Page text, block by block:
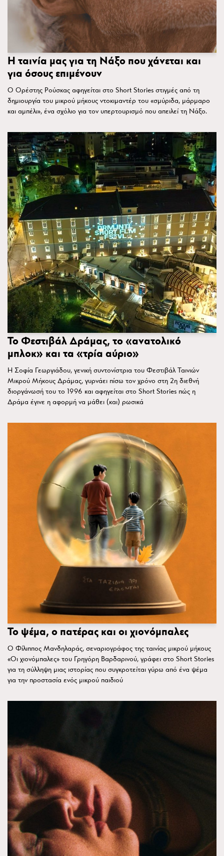
Η ταινία μας για τη Νάξο που χάνεται και
για όσους επιμένουν
Ο Ορέστης Ρούσκας αφηγείται στο Short Stories στιγμές από τη
δημιουργία του μικρού μήκους ντοκιμαντέρ του «σμύριδα, μάρμαρο
και αμπέλι», ένα σχόλιο για τον υπερτουρισμό που απειλεί τη Νάξο.
Το Φεστιβάλ Δράμας, το «ανατολικό
μπλοκ» και τα «τρία αύριο»
Η Σοφία Γεωργιάδου, γενική συντονίστρια του Φεστιβάλ Ταινιών
Μικρού Μήκους Δράμας, γυρνάει πίσω τον χρόνο στη 2η διεθνή
διοργάνωσή του το 1996 και αφηγείται στο Short Stories πώς η
Δράμα έγινε η αφορμή να μάθει (και) ρωσικά
To ψέμα, ο πατέρας και οι χιονόμπαλες
Ο Φίλιππος Μανδηλαράς, σεναριογράφος της ταινίας μικρού μήκους
«Οι χιονόμπαλες» του Γρηγόρη Βαρδαρινού, γράφει στο Short Stories
για τη σύλληψη μιας ιστορίας που συγκροτείται γύρω από ένα ψέμα
για την προστασία ενός μικρού παιδιού